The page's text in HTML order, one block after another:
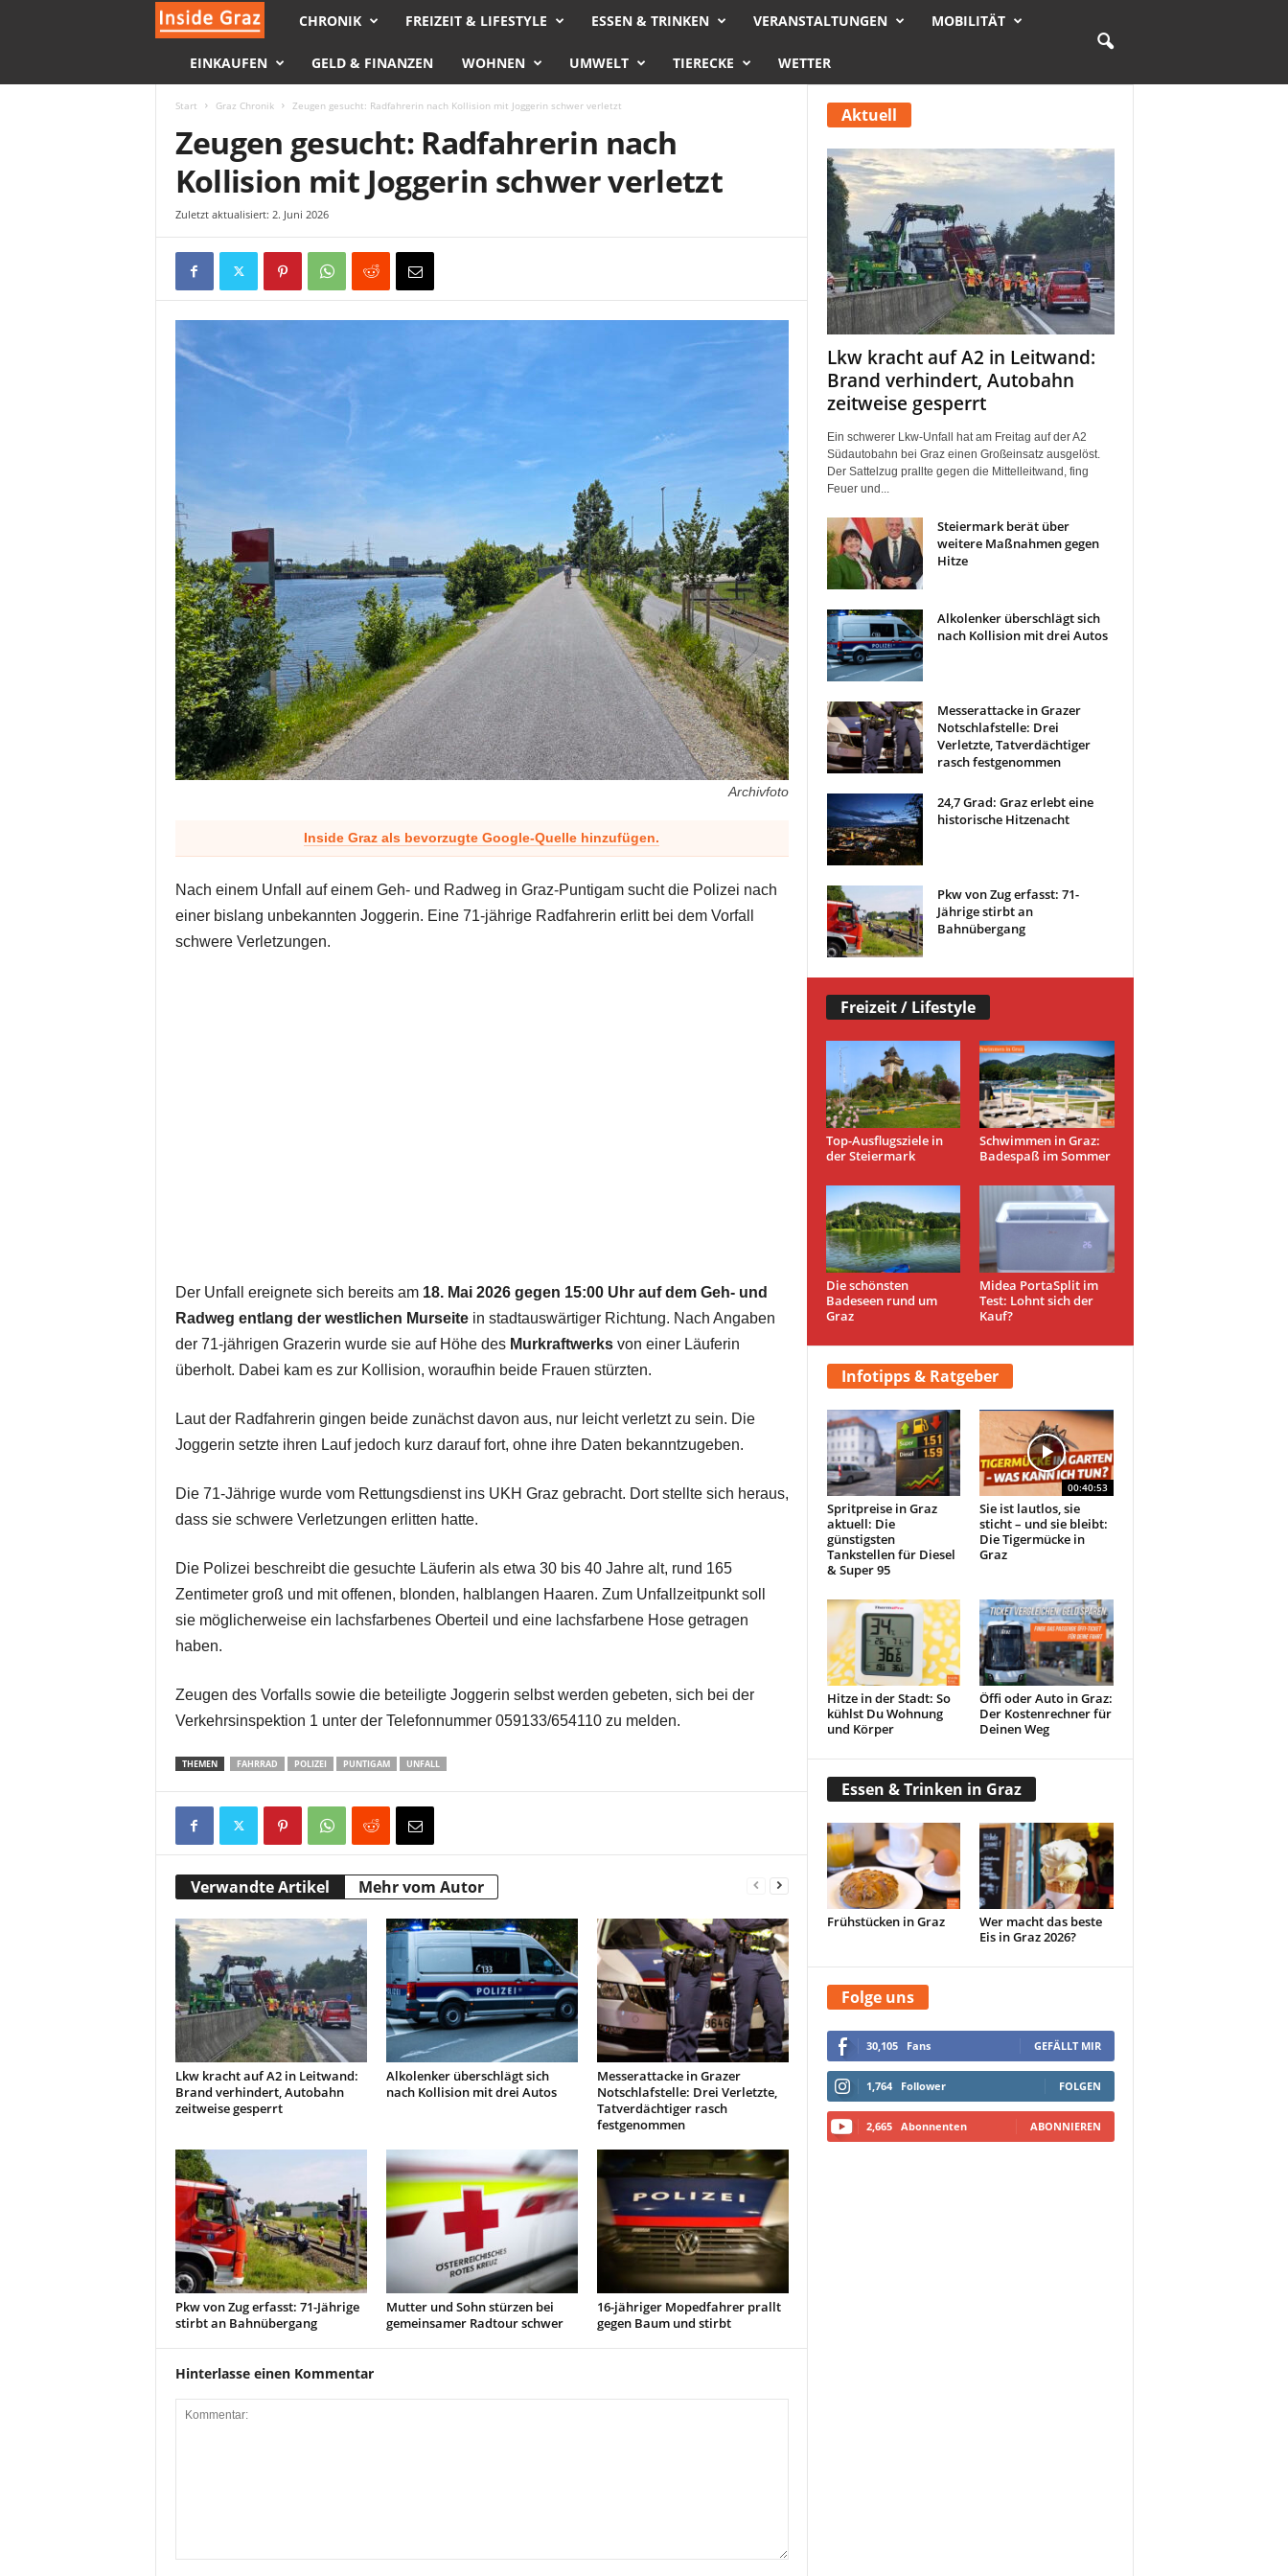
s
d
G
z
CHRONIK FREIZEIT & LIFESTYLE ESSEN & TRINKEN VERANSTALTUNGEN MOBILITÄT
EINKAUFEN GELD & FINANZEN WOHNEN UMWELT TIERECKE WETTER
Start Graz Chronik Zeugen gesucht: Radfahrerin nach Kollision mit Joggerin schwer verletzt
Zeugen gesucht: Radfahrerin nach
Kollision mit Joggerin schwer verletzt
Zuletzt aktualisiert: 2. Juni 2026
Archivfoto
Inside Graz als bevorzugte Google-Quelle hinzufügen.
Nach einem Unfall auf einem Geh- und Radweg in Graz-Puntigam sucht die Polizei nach
einer bislang unbekannten Joggerin. Eine 71-jährige Radfahrerin erlitt bei dem Vorfall
schwere Verletzungen.
Der Unfall ereignete sich bereits am 18. Mai 2026 gegen 15:00 Uhr auf dem Geh- und
Radweg entlang der westlichen Murseitein stadtauswärtiger Richtung. Nach Angaben
der 71-jährigen Grazerin wurde sie auf Höhe des Murkraftwerksvon einer Läuferin
überholt. Dabei kam es zur Kollision, woraufhin beide Frauen stürzten.
Laut der Radfahrerin gingen beide zunächst davon aus, nur leicht verletzt zu sein. Die
Joggerin setzte ihren Lauf jedoch kurz darauf fort, ohne ihre Daten bekanntzugeben.
Die 71-Jährige wurde vom Rettungsdienst ins UKH Graz gebracht. Dort stellte sich heraus,
dass sie schwere Verletzungen erlitten hatte.
Die Polizei beschreibt die gesuchte Läuferin als etwa 30 bis 40 Jahre alt, rund 165
Zentimeter groß und mit offenen, blonden, halblangen Haaren. Zum Unfallzeitpunkt soll
sie möglicherweise ein lachsfarbenes Oberteil und eine lachsfarbene Hose getragen
haben.
Zeugen des Vorfalls sowie die beteiligte Joggerin selbst werden gebeten, sich bei der
Verkehrsinspektion 1 unter der Telefonnummer 059133/654110 zu melden.
THEMEN FAHRRAD POLIZEI PUNTIGAM UNFALL
Verwandte Artikel Mehr vom Autor
Lkw kracht auf A2 in Leitwand:
Brand verhindert, Autobahn
zeitweise gesperrt
Alkolenker überschlägt sich
nach Kollision mit drei Autos
Messerattacke in Grazer
Notschlafstelle: Drei Verletzte,
Tatverdächtiger rasch
festgenommen
Pkw von Zug erfasst: 71-Jährige
stirbt an Bahnübergang
Mutter und Sohn stürzen bei
gemeinsamer Radtour schwer
16-jähriger Mopedfahrer prallt
gegen Baum und stirbt
Hinterlasse einen Kommentar
Aktuell
Lkw kracht auf A2 in Leitwand:
Brand verhindert, Autobahn
zeitweise gesperrt
Ein schwerer Lkw-Unfall hat am Freitag auf der A2
Südautobahn bei Graz einen Großeinsatz ausgelöst.
Der Sattelzug prallte gegen die Mittelleitwand, fing
Feuer und...
Steiermark berät über
weitere Maßnahmen gegen
Hitze
Alkolenker überschlägt sich
nach Kollision mit drei Autos
Messerattacke in Grazer
Notschlafstelle: Drei
Verletzte, Tatverdächtiger
rasch festgenommen
24,7 Grad: Graz erlebt eine
historische Hitzenacht
Pkw von Zug erfasst: 71-
Jährige stirbt an
Bahnübergang
Freizeit / Lifestyle
Top-Ausflugsziele in
der Steiermark
Schwimmen in Graz:
Badespaß im Sommer
Die schönsten
Badeseen rund um
Graz
Midea PortaSplit im
Test: Lohnt sich der
Kauf?
Infotipps & Ratgeber
Spritpreise in Graz
aktuell: Die
günstigsten
Tankstellen für Diesel
& Super 95
00:40:53
Sie ist lautlos, sie
sticht – und sie bleibt:
Die Tigermücke in
Graz
Hitze in der Stadt: So
kühlst Du Wohnung
und Körper
Öffi oder Auto in Graz:
Der Kostenrechner für
Deinen Weg
Essen & Trinken in Graz
Frühstücken in Graz
Wer macht das beste
Eis in Graz 2026?
Folge uns
30,105 Fans GEFÄLLT MIR
1,764 Follower FOLGEN
2,665 Abonnenten ABONNIEREN